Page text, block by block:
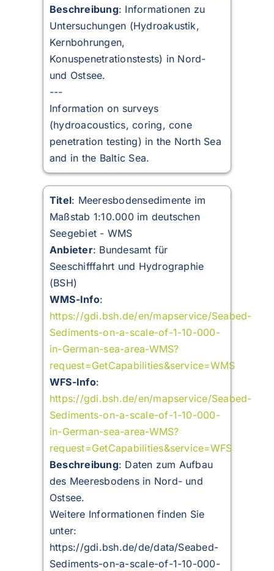
Beschreibung: Informationen zu
Untersuchungen (Hydroakustik,
Kernbohrungen,
Konuspenetrationstests) in Nord-
und Ostsee.
---
Information on surveys
(hydroacoustics, coring, cone
penetration testing) in the North Sea
and in the Baltic Sea.
Titel: Meeresbodensedimente im
Maßstab 1:10.000 im deutschen
Seegebiet - WMS
Anbieter: Bundesamt für
Seeschifffahrt und Hydrographie
(BSH)
WMS-Info:
https://gdi.bsh.de/en/mapservice/Seabed-
Sediments-on-a-scale-of-1-10-000-
in-German-sea-area-WMS?
request=GetCapabilities&service=WMS
WFS-Info:
https://gdi.bsh.de/en/mapservice/Seabed-
Sediments-on-a-scale-of-1-10-000-
in-German-sea-area-WMS?
request=GetCapabilities&service=WFS
Beschreibung: Daten zum Aufbau
des Meeresbodens in Nord- und
Ostsee.
Weitere Informationen finden Sie
unter:
https://gdi.bsh.de/de/data/Seabed-
Sediments-on-a-scale-of-1-10-000-